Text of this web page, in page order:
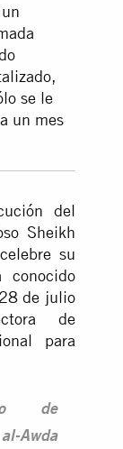
se le
un mes
del
Sheikh
su
de julio
de
para
de
Awda